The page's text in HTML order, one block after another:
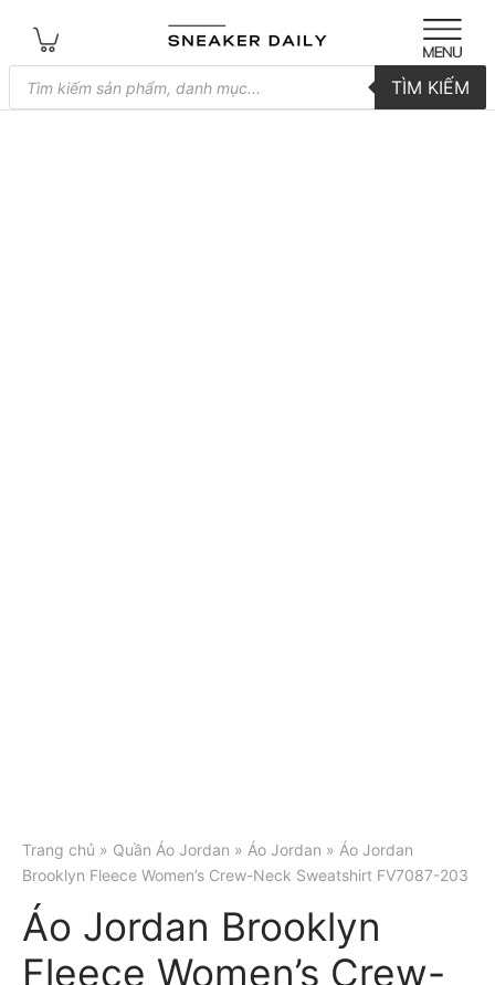
Tìm
kiếm
sản
TÌM KIẾM
Trang chủ » Quần Áo Jordan » Áo Jordan » Áo Jordan
Brooklyn Fleece Women’s Crew-Neck Sweatshirt FV7087-203
Áo Jordan Brooklyn
Fleece Women’s Crew-